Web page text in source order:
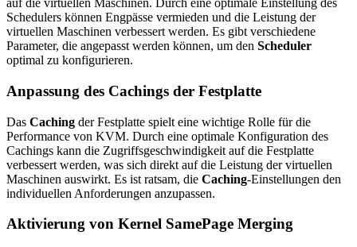
auf die virtuellen Maschinen. Durch eine optimale Einstellung des
Schedulers können Engpässe vermieden und die Leistung der
virtuellen Maschinen verbessert werden. Es gibt verschiedene
Parameter, die angepasst werden können, um den Scheduler
optimal zu konfigurieren.
Anpassung des Cachings der Festplatte
Das Caching der Festplatte spielt eine wichtige Rolle für die
Performance von KVM. Durch eine optimale Konfiguration des
Cachings kann die Zugriffsgeschwindigkeit auf die Festplatte
verbessert werden, was sich direkt auf die Leistung der virtuellen
Maschinen auswirkt. Es ist ratsam, die Caching-Einstellungen den
individuellen Anforderungen anzupassen.
Aktivierung von Kernel SamePage Merging